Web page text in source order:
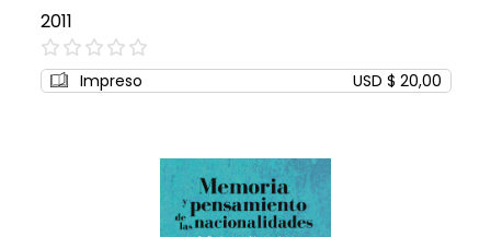
2011
0%
Impreso USD $ 20,00